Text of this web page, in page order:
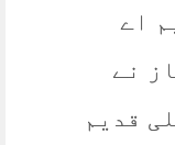
اے
نے
قدیم